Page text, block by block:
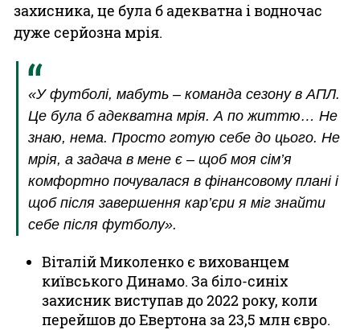
захисника, це була б адекватна і водночас
дуже серйозна мрія.
«У футболі, мабуть – команда сезону в АПЛ.
Це була б адекватна мрія. А по життю… Не
знаю, нема. Просто готую себе до цього. Не
мрія, а задача в мене є – щоб моя сім’я
комфортно почувалася в фінансовому плані і
щоб після завершення кар’єри я міг знайти
себе після футболу».
Віталій Миколенко є вихованцем
київського Динамо. За біло-синіх
захисник виступав до 2022 року, коли
перейшов до Евертона за 23,5 млн євро.